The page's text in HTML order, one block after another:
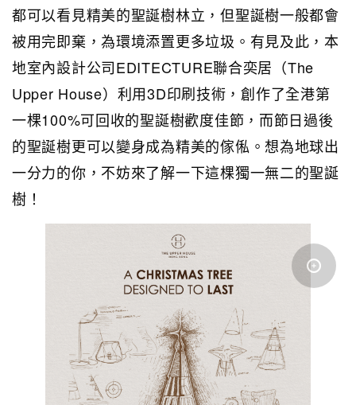
都可以看見精美的聖誕樹林立，但聖誕樹一般都會
被用完即棄，為環境添置更多垃圾。有見及此，本
地室內設計公司EDITECTURE聯合奕居（The
Upper House）利用3D印刷技術，創作了全港第
一棵100%可回收的聖誕樹歡度佳節，而節日過後
的聖誕樹更可以變身成為精美的傢俬。想為地球出
一分力的你，不妨來了解一下這棵獨一無二的聖誕
樹！